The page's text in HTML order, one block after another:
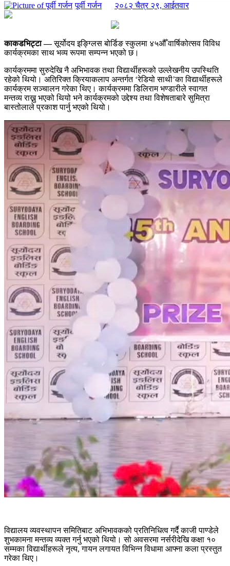
पूर्वी गर्जन २०८२ चैत्र २९, आईतवार
काकडभिट्टा —सूर्योदय इङ्ग्लिस बोर्डिङ स्कुलमा ४५औँ वार्षिकोत्सव विविध
कार्यक्रमका साथ भव्य रूपमा सम्पन्न भएको छ।
कार्यक्रममा सुरुदेखि नै अभिभावक तथा विद्यार्थीहरूको उल्लेखनीय उपस्थिति
रहेको थियो। अतिरिक्त क्रियाकलाप अन्तर्गत ‘रेडियो साथी’का विद्यार्थीहरूले
कार्यक्रम सञ्चालन गरेका थिए। कार्यक्रममा डिलिराम भण्डारीले स्वागत
मन्तव्य राख्नु भएको थियो भने कार्यक्रमको उद्देश्य तथा विशेषताबारे सुमित्रा
बास्तोलाले प्रकाश पार्नु भएको थियो।
विद्यालय व्यवस्थापन समितिबाट अभिभावकको प्रतिनिधित्व गर्दै काजी पाण्डेले
शुभकामना मन्तव्य व्यक्त गर्नु भएको थियो। सो अवसरमा नर्सरीदेखि कक्षा १०
सम्मका विद्यार्थीहरूले नृत्य, गायन लगायत विभिन्न विधामा आफ्ना कला प्रस्तुत
गरेका थिए।